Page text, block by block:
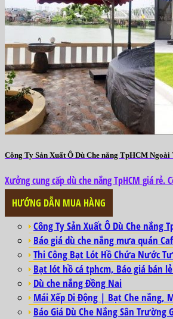
Công Ty Sản Xuất Ô Dù Che nắng TpHCM
Xưởng cung cấp dù che nắng TpHCM giá
HƯỚNG DẪN MUA HÀNG
Công Ty Sản Xuất Ô Dù Che nắng
Báo giá dù che nắng mưa quán
Thi Công Bạt Lót Hồ Chứa Nước
Bạt lót hồ cá tphcm, Báo giá bán
Dù che nắng Đồng Nai
Mái Xếp Di Động | Bạt Che nắng,
Báo Giá Dù Che Nắng Sân Trường